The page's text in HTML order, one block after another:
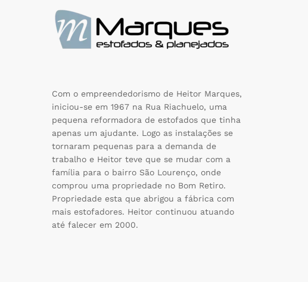
Com o empreendedorismo de Heitor Marques,
iniciou-se em 1967 na Rua Riachuelo, uma
pequena reformadora de estofados que tinha
apenas um ajudante. Logo as instalações se
tornaram pequenas para a demanda de
trabalho e Heitor teve que se mudar com a
família para o bairro São Lourenço, onde
comprou uma propriedade no Bom Retiro.
Propriedade esta que abrigou a fábrica com
mais estofadores. Heitor continuou atuando
até falecer em 2000.